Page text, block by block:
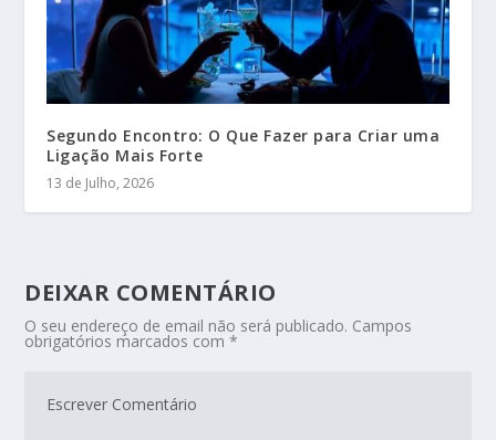
Segundo Encontro: O Que Fazer para Criar uma
Ligação Mais Forte
13 de Julho, 2026
DEIXAR COMENTÁRIO
O seu endereço de email não será publicado. Campos
obrigatórios marcados com*